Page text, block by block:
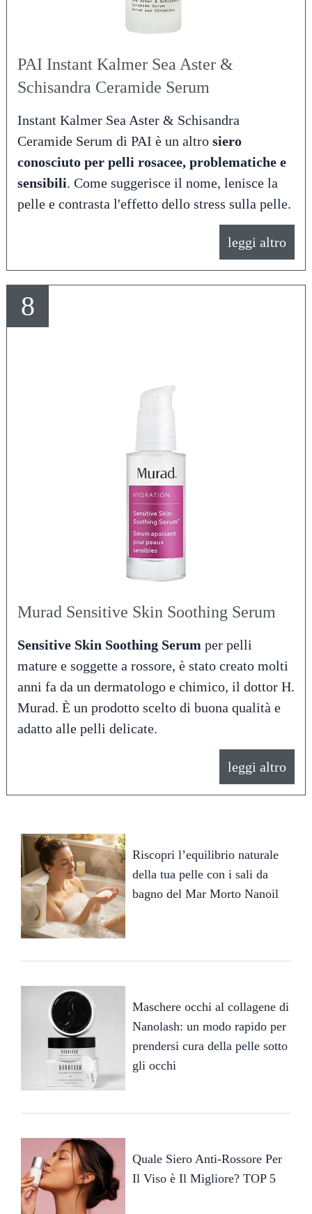
PAI Instant Kalmer Sea Aster &
Schisandra Ceramide Serum
Instant Kalmer Sea Aster & Schisandra
Ceramide Serum di PAI è un altro siero
conosciuto per pelli rosacee, problematiche e
sensibili. Come suggerisce il nome, lenisce la
pelle e contrasta l'effetto dello stress sulla pelle.
leggi altro
8
Murad Sensitive Skin Soothing Serum
Sensitive Skin Soothing Serumper pelli
mature e soggette a rossore, è stato creato molti
anni fa da un dermatologo e chimico, il dottor H.
Murad. È un prodotto scelto di buona qualità e
adatto alle pelli delicate.
leggi altro
Riscopri l’equilibrio naturale
della tua pelle con i sali da
bagno del Mar Morto Nanoil
Maschere occhi al collagene di
Nanolash: un modo rapido per
prendersi cura della pelle sotto
gli occhi
Quale Siero Anti-Rossore Per
Il Viso è Il Migliore? TOP 5